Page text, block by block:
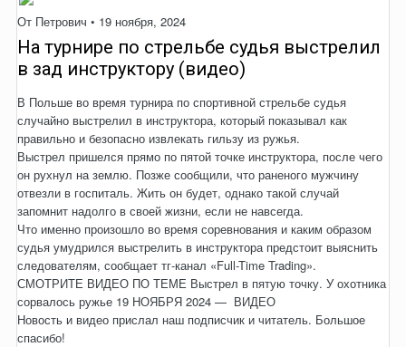
От Петрович • 19 ноября, 2024
На турнире по стрельбе судья выстрелил
в зад инструктору (видео)
В Польше во время турнира по спортивной стрельбе судья
случайно выстрелил в инструктора, который показывал как
правильно и безопасно извлекать гильзу из ружья.
Выстрел пришелся прямо по пятой точке инструктора, после чего
он рухнул на землю. Позже сообщили, что раненого мужчину
отвезли в госпиталь. Жить он будет, однако такой случай
запомнит надолго в своей жизни, если не навсегда.
Что именно произошло во время соревнования и каким образом
судья умудрился выстрелить в инструктора предстоит выяснить
следователям, сообщает тг-канал «Full-Time Trading».
СМОТРИТЕ ВИДЕО ПО ТЕМЕ Выстрел в пятую точку. У охотника
сорвалось ружье 19 НОЯБРЯ 2024 — ВИДЕО
Новость и видео прислал наш подписчик и читатель. Большое
спасибо!